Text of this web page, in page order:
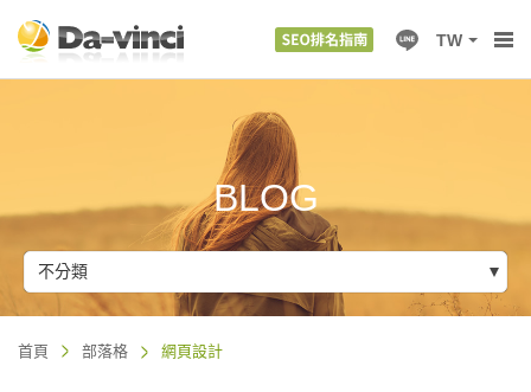
TW
BLOG
不分類
首頁 部落格 網頁設計